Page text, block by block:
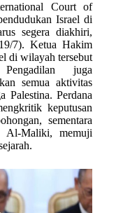
Court of
Israel di
segera diakhiri,
7). Ketua Hakim
di wilayah tersebut
juga
semua aktivitas
Palestina. Perdana
keputusan
sementara
Al-Maliki, memuji